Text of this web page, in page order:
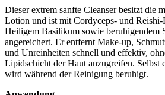
Dieser extrem sanfte Cleanser besitzt die
Lotion und ist mit Cordyceps- und
Heiligem Basilikum sowie beruhigendem
angereichert. Er entfernt Make-up,
und Unreinheiten schnell und effektiv,
Lipidschicht der Haut anzugreifen. Selbst
wird während der Reinigung beruhigt.